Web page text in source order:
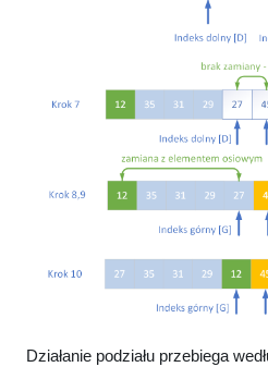
Działanie podziału przebiega